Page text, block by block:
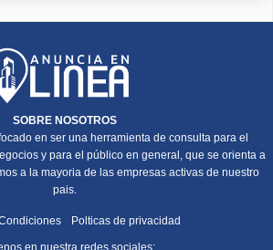
SOBRE NOSOTROS
en ser una herramienta de consulta para el
y para el público en general, que se orienta a
a la mayoria de las empresas activas de nuestro
pais.
Polticas de privacidad
en nuestra redes sociales: